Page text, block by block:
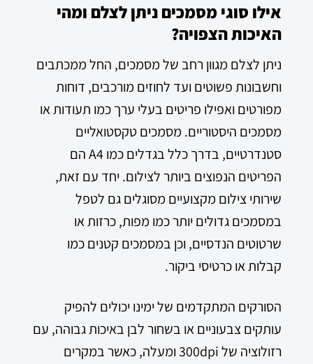
אילו סוגי מסמכים ניתן לצלם ומהי
האיכות הצפויה?
ניתן לצלם מגוון רחב של מסמכים, החל ממכתבים
וחשבונות פשוטים ועד לחוזים מורכבים, דוחות
מפורטים ואפילו פריטים בעלי ערך כמו תעודות או
מסמכים היסטוריים. מסמכים טקסטואליים
סטנדרטיים, בדרך כלל בגדלים כמו A4 הם
הפריטים הנפוצים ביותר לצילום. יחד עם זאת,
שירותי צילום מקצועיים מסוגלים גם לטפל
במסמכים גדולים יותר כמו מפות, כרזות או
שרטוטים הנדסיים, וכן במסמכים קטנים כמו
קבלות או כרטיסי ביקור.
הסורקים המתקדמים של ימינו יכולים להפיק
עותקים צבעוניים או בשחור לבן באיכות גבוהה, עם
רזולוציה של 300dpi ומעלה, כאשר במקרים